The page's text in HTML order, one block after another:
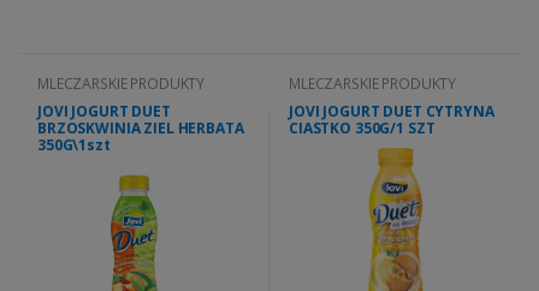
MLECZARSKIE PRODUKTY
JOVI JOGURT DUET
BRZOSKWINIA ZIEL HERBATA
350G\1szt
MLECZARSKIE PRODUKTY
JOVI JOGURT DUET CYTRYNA
CIASTKO 350G/1 SZT